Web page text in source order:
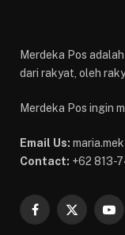
Merdeka Pos
dari rakyat, oleh
Merdeka Pos ingin
Email Us:
Contact: +62 813-
Facebook
X